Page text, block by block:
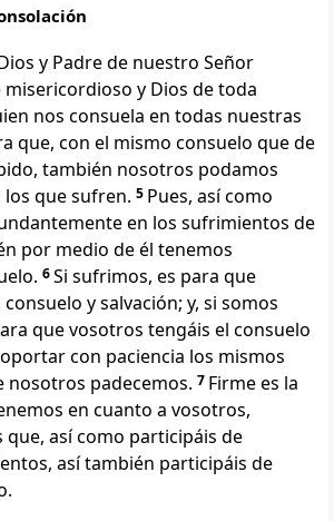
y Padre de nuestro Señor
misericordioso y Dios de toda
nos consuela en todas nuestras
que, con el mismo consuelo que de
también nosotros podamos
que sufren. 5 Pues, así como
en los sufrimientos de
por medio de él tenemos
6Si sufrimos, es para que
y salvación; y, si somos
que vosotros tengáis el consuelo
con paciencia los mismos
padecemos. 7 Firme es la
en cuanto a vosotros,
que, así como participáis de
así también participáis de